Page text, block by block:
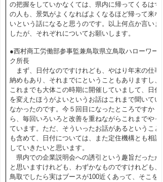
の把握をしていかなくては、県内に帰ってくるはず
の人も、景気がよくなればよくなるほど帰って来な
いという話になると思うのです。以上何点か言いま
したが、それぞれについてお願いします。
●西村商工労働部参事監兼鳥取県立鳥取ハローワー
ク所長
まず、日付なのですけれども、やはり年末の仕事
納めもあり、それまでにということもありますし、
これまでも大体この時期に開催していまして、日付
を変えたほうがよいというお話はこれまで聞いてい
なかったのです。今５回目になったところですか
ら、毎回いろいろと改善を重ねながらこれまでやっ
ています。ただ、そういったお話があるということ
も含めて、日付については、また定住機構とも相談
していきたいと思います。
県内での企業説明会への誘引という趣旨だったか
と思いますけれども、わずかなものですけれども、
鳥取でしたら実はブースが100近くあって、そこを